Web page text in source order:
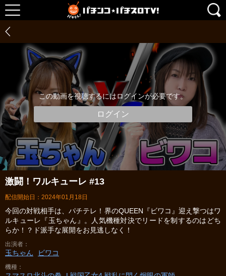
この動画を視聴するにはログインが必要です。
ログイン
激闘！ワルキューレ #13
配信開始日：2024年01月18日
今回の対戦相手は、パチテレ！界のQUEEN『ビワコ』迎え撃つはワ
ルキューレ『玉ちゃん』。人気機種対決でリードを制するのはどち
らか！？ド派手な展開をお見逃しなく！
出演者
玉ちゃん ビワコ
機種